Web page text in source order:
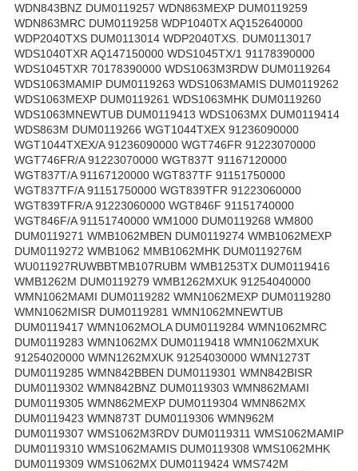
WDN843BNZ DUM0119257 WDN863MEXP DUM0119259
WDN863MRC DUM0119258 WDP1040TX AQ152640000
WDP2040TXS DUM0113014 WDP2040TXS. DUM0113017
WDS1040TXR AQ147150000 WDS1045TX/1 91178390000
WDS1045TXR 70178390000 WDS1063M3RDW DUM0119264
WDS1063MAMIP DUM0119263 WDS1063MAMIS DUM0119262
WDS1063MEXP DUM0119261 WDS1063MHK DUM0119260
WDS1063MNEWTUB DUM0119413 WDS1063MX DUM0119414
WDS863M DUM0119266 WGT1044TXEX 91236090000
WGT1044TXEX/A 91236090000 WGT746FR 91223070000
WGT746FR/A 91223070000 WGT837T 91167120000
WGT837T/A 91167120000 WGT837TF 91151750000
WGT837TF/A 91151750000 WGT839TFR 91223060000
WGT839TFR/A 91223060000 WGT846F 91151740000
WGT846F/A 91151740000 WM1000 DUM0119268 WM800
DUM0119271 WMB1062MBEN DUM0119274 WMB1062MEXP
DUM0119272 WMB1062 MMB1062MHK DUM0119276M
WU011927RUWBBTMB107RUBM WMB1253TX DUM0119416
WMB1262M DUM0119279 WMB1262MXUK 91254040000
WMN1062MAMI DUM0119282 WMN1062MEXP DUM0119280
WMN1062MISR DUM0119281 WMN1062MNEWTUB
DUM0119417 WMN1062MOLA DUM0119284 WMN1062MRC
DUM0119283 WMN1062MX DUM0119418 WMN1062MXUK
91254020000 WMN1262MXUK 91254030000 WMN1273T
DUM0119285 WMN842BBEN DUM0119301 WMN842BISR
DUM0119302 WMN842BNZ DUM0119303 WMN862MAMI
DUM0119305 WMN862MEXP DUM0119304 WMN862MX
DUM0119423 WMN873T DUM0119306 WMN962M
DUM0119307 WMS1062M3RDV DUM0119311 WMS1062MAMIP
DUM0119310 WMS1062MAMIS DUM0119308 WMS1062MHK
DUM0119309 WMS1062MX DUM0119424 WMS742M